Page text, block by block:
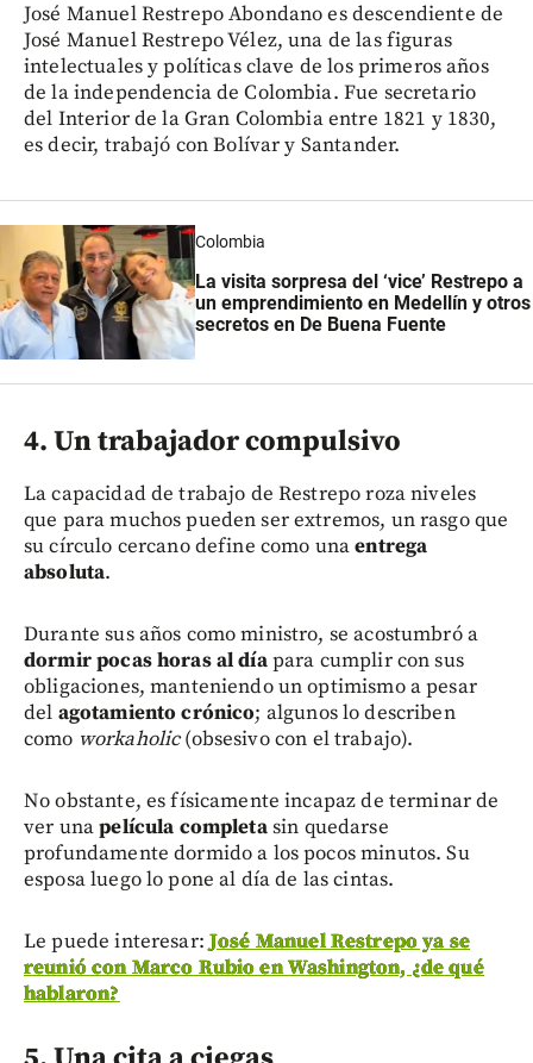
José Manuel Restrepo Abondano es descendiente de
José Manuel Restrepo Vélez, una de las figuras
intelectuales y políticas clave de los primeros años
de la independencia de Colombia. Fue secretario
del Interior de la Gran Colombia entre 1821 y 1830,
es decir, trabajó con Bolívar y Santander.
Colombia
La visita sorpresa del ‘vice’ Restrepo a
un emprendimiento en Medellín y otros
secretos en De Buena Fuente
4. Un trabajador compulsivo
La capacidad de trabajo de Restrepo roza niveles
que para muchos pueden ser extremos, un rasgo que
su círculo cercano define como unaentrega
absoluta.
Durante sus años como ministro, se acostumbró a
dormir pocas horas al díapara cumplir con sus
obligaciones, manteniendo un optimismo a pesar
del agotamiento crónico; algunos lo describen
como workaholic(obsesivo con el trabajo).
No obstante, es físicamente incapaz de terminar de
ver unapelícula completasin quedarse
profundamente dormido a los pocos minutos. Su
esposa luego lo pone al día de las cintas.
Le puede interesar:José Manuel Restrepo ya se
reunió con Marco Rubio en Washington, ¿de qué
hablaron?